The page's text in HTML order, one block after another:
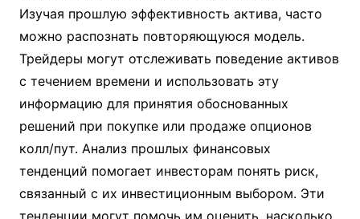
Изучая прошлую эффективность актива, часто
можно распознать повторяющуюся модель.
Трейдеры могут отслеживать поведение активов
с течением времени и использовать эту
информацию для принятия обоснованных
решений при покупке или продаже опционов
колл/пут. Анализ прошлых финансовых
тенденций помогает инвесторам понять риск,
связанный с их инвестиционным выбором. Эти
тенденции могут помочь им оценить, насколько